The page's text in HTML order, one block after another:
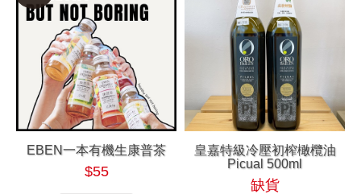
EBEN一本有機生康普茶
$55
皇嘉特級冷壓初榨橄欖油
Picual 500ml
缺貨